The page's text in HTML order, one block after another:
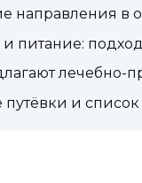
направления в
питание:
лечебно-
и список